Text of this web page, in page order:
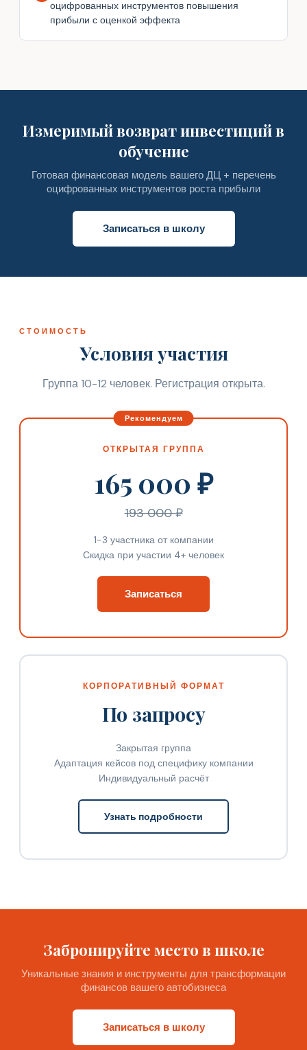
оцифрованных инструментов повышения
прибыли с оценкой эффекта
Измеримый возврат инвестиций в
обучение
Готовая финансовая модель вашего ДЦ + перечень
оцифрованных инструментов роста прибыли
Записаться в школу
СТОИМОСТЬ
Условия участия
Группа 10-12 человек. Регистрация открыта.
ОТКРЫТАЯ ГРУППА
165 000 ₽
193 000 ₽
1-3 участника от компании
Скидка при участии 4+ человек
Записаться
КОРПОРАТИВНЫЙ ФОРМАТ
По запросу
Закрытая группа
Адаптация кейсов под специфику компании
Индивидуальный расчёт
Узнать подробности
Забронируйте место в школе
Уникальные знания и инструменты для трансформации
финансов вашего автобизнеса
Записаться в школу